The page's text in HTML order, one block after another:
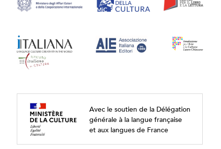
Avec le soutien de la Délégation
générale à la langue française
et aux langues de France